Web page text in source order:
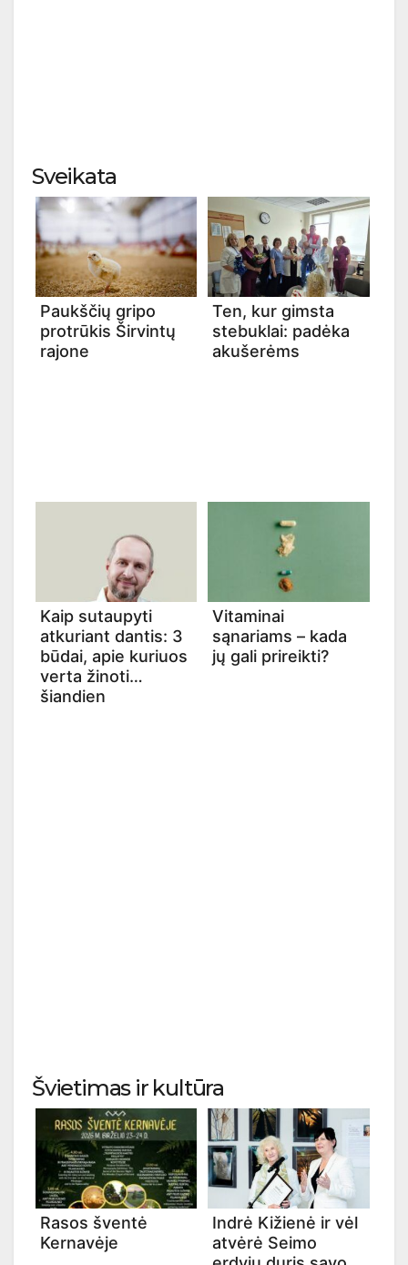
Sveikata
Paukščių gripo
protrūkis Širvintų
rajone
Ten, kur gimsta
stebuklai: padėka
akušerėms
Kaip sutaupyti
atkuriant dantis: 3
būdai, apie kuriuos
verta žinoti
šiandien
Vitaminai
sąnariams – kada
jų gali prireikti?
Švietimas ir kultūra
Rasos šventė
Kernavėje
Indrė Kižienė ir vėl
atvėrė Seimo